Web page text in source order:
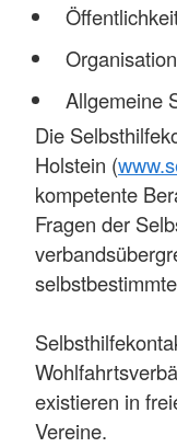
Allgemeine
Die
Holstein (
kompetente
Fragen der
existieren in
Vereine.